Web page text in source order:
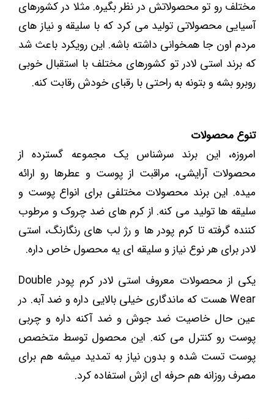
مختلف رو تو محصولاتش در نظر بگیره. مثلا در کشورهای
آسیایی محصولاتی تولید می کرد که با سلیقه و نیاز های
مردم اون جا همخوانی داشته باشه. این رویکرد باعث شد
که برند استی لادر تو کشورهای مختلف با استقبال خوبی
روبرو بشه و بتونه به راحتی با رقبای خودش رقابت کنه.
تنوع محصولات
امروزه، این برند سرشناس یک مجموعه گسترده از
محصولات آرایشی، مراقبت از پوست و عطرها رو ارائه
میده. این برند محصولات مختلفی برای انواع پوست و
سلیقه ‌ها تولید می کنه. از کرم ‌های ضد چروک و مرطوب
‌کننده گرفته تا کرم‌ پودر ها و رژ لب‌ های رنگارنگ، استی
لادر برای هر نوع نیاز و سلیقه ‌ای یه محصول خاص داره.
یکی از محصولات معروف استی لادر کرم پودر Double
Wear هست که ماندگاری خیلی بالایی داره و ضد آبه. در
عین حال خاصیت ضد جوش و ضد آکنه داره و چربی
پوست رو کنترل می کنه. این محصول توسط متخصص
پوست تست شده و بدون نیاز به تمدید میشه هم برای
مصرف روزانه هم حرفه ای ازش استفاده کرد.